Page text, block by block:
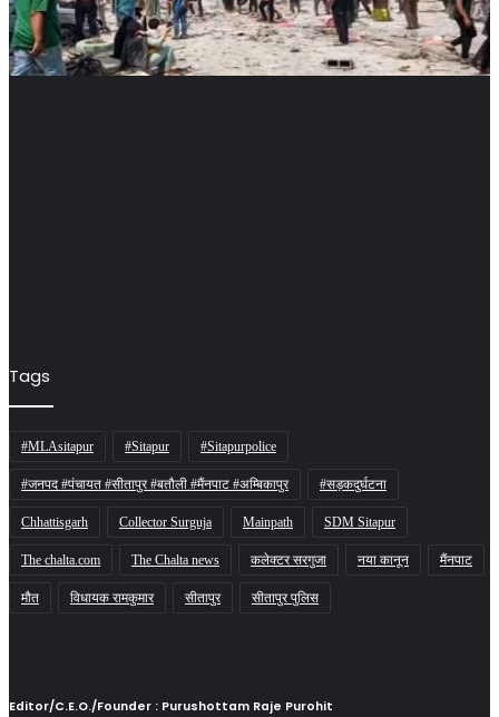
Tags
#MLAsitapur #Sitapur #Sitapurpolice
#जनपद #पंचायत #सीतापुर #बतौली #मैंनपाट #अम्बिकापुर #सड़कदुर्घटना
Chhattisgarh Collector Surguja Mainpath SDM Sitapur
The chalta.com The Chalta news कलेक्टर सरगुजा नया कानून मैंनपाट
मौत विधायक रामकुमार सीतापुर सीतापुर पुलिस
Editor/C.E.O./Founder : Purushottam Raje Purohit